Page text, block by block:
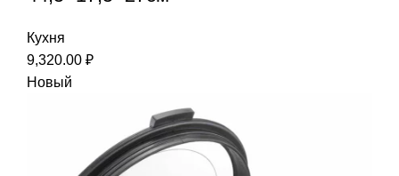
Кухня
9,320.00 ₽
Новый